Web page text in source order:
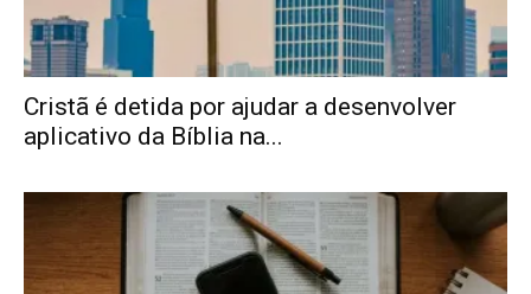
Cristã é detida por ajudar a desenvolver
aplicativo da Bíblia na...